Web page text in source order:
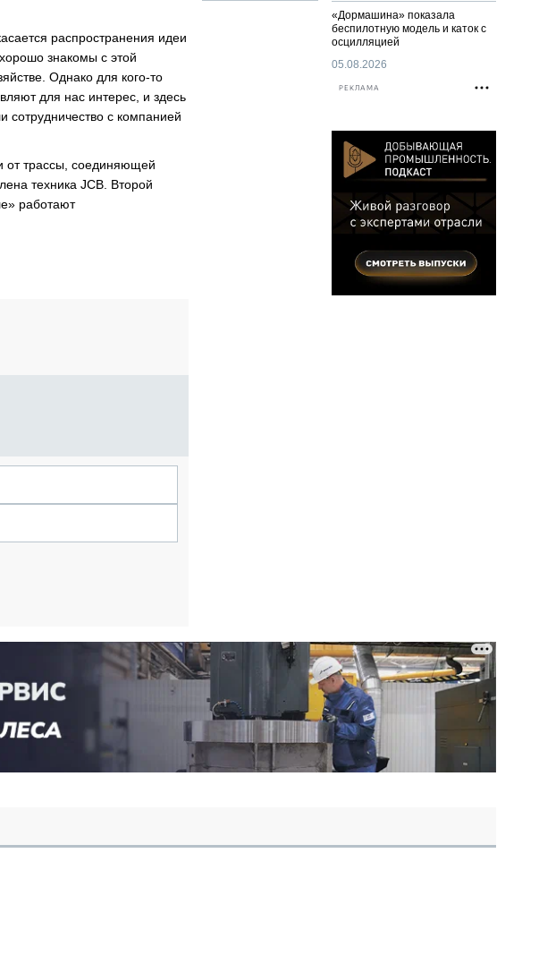
распространения идеи
знакомы с этой
Однако для кого-то
для нас интерес, и здесь
с компанией
от трассы, соединяющей
техника JCB. Второй
работают
«Дормашина» показала
беспилотную модель и каток с
осцилляцией
05.08.2026
РЕКЛАМА